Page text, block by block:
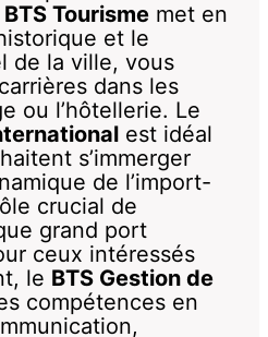
BTS Tourisme met en
et le
de la ville, vous
dans les
ou l’hôtellerie. Le
est idéal
s’immerger
de l’import-
crucial de
grand port
ceux intéressés
le BTS Gestion de
compétences en